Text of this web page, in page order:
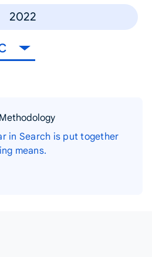
2022
in Search is put together
means.